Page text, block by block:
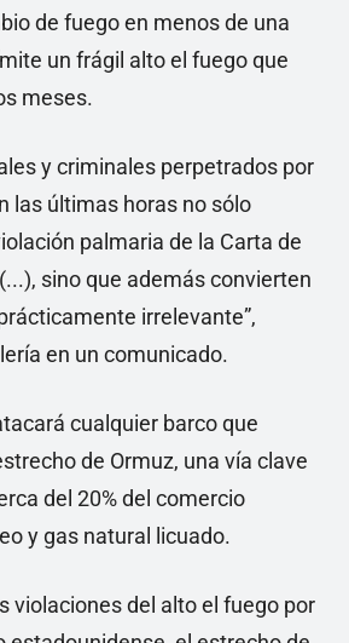
de fuego en menos de una
un frágil alto el fuego que
meses.
y criminales perpetrados por
las últimas horas no sólo
palmaria de la Carta de
sino que además convierten
irrelevante”,
en un comunicado.
cualquier barco que
de Ormuz, una vía clave
del 20% del comercio
y gas natural licuado.
violaciones del alto el fuego por